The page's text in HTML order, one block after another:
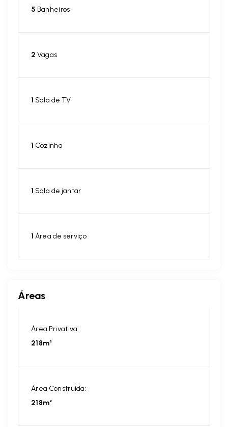
5 Banheiros
2 Vagas
1 Sala de TV
1 Cozinha
1 Sala de jantar
1 Área de serviço
Áreas
Área Privativa:
218m²
Área Construída:
218m²